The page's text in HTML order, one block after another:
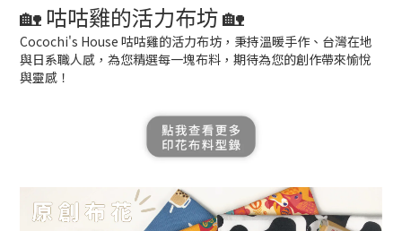
🏡 咕咕雞的活力布坊 🏡
Cocochi's House 咕咕雞的活力布坊，秉持溫暖手作、台灣在地
與日系職人感，為您精選每一塊布料，期待為您的創作帶來愉悅
與靈感！